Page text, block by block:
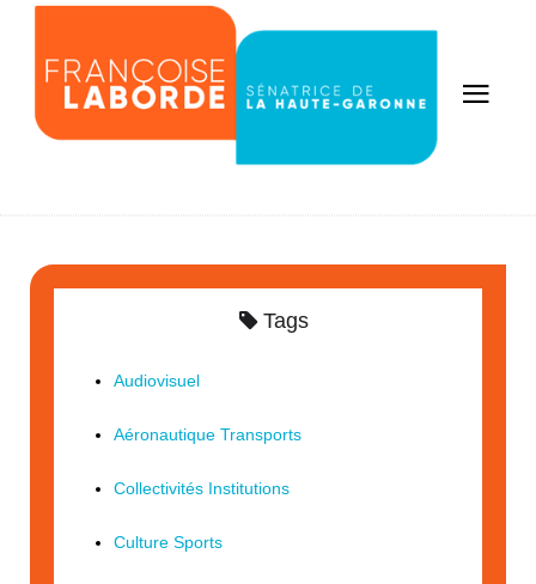
Tags
Audiovisuel
Aéronautique Transports
Collectivités Institutions
Culture Sports